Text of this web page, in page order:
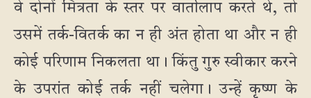
वे दोनों मित्रता के स्तर पर वार्तालाप करते थे, तो
उसमें तर्क-वितर्क का न ही अंत होता था और न ही
कोई परिणाम निकलता था। किंतु गुरु स्वीकार करने
के उपरांत कोई तर्क नहीं चलेगा। उन्हें कृष्ण के